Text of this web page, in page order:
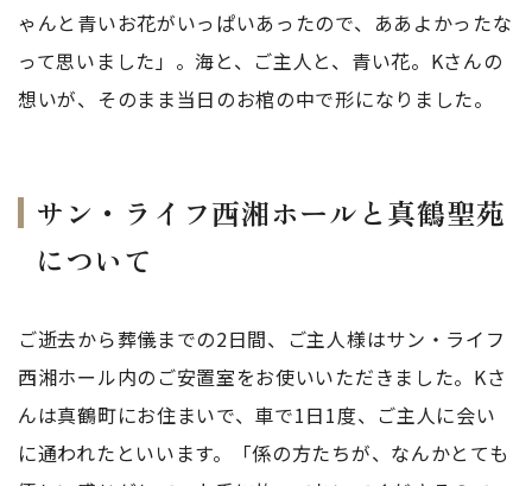
ゃんと青いお花がいっぱいあったので、ああよかったな
って思いました」。海と、ご主人と、青い花。Kさんの
想いが、そのまま当日のお棺の中で形になりました。
サン・ライフ西湘ホールと真鶴聖苑
について
ご逝去から葬儀までの2日間、ご主人様はサン・ライフ
西湘ホール内のご安置室をお使いいただきました。Kさ
んは真鶴町にお住まいで、車で1日1度、ご主人に会い
に通われたといいます。「係の方たちが、なんかとても